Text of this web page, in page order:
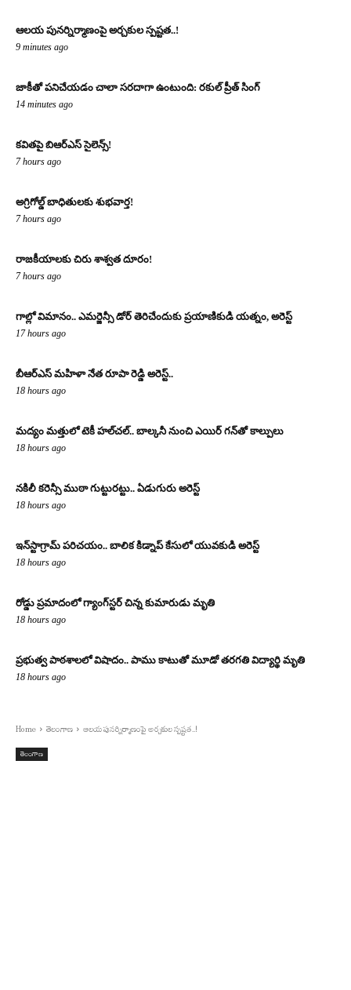
ఆలయ పునర్నిర్మాణంపై అర్చకుల స్పష్టత..!
9 minutes ago
జాకీతో పనిచేయడం చాలా సరదాగా ఉంటుంది: రకుల్ ప్రీత్ సింగ్
14 minutes ago
కవితపై బిఆర్ఎస్ సైలెన్స్!
7 hours ago
అగ్రిగోల్డ్ బాధితులకు శుభవార్త!
7 hours ago
రాజకీయాలకు చిరు శాశ్వత దూరం!
7 hours ago
గాల్లో విమానం.. ఎమర్జెన్సీ డోర్ తెరిచేందుకు ప్రయాణికుడి యత్నం, అరెస్ట్
17 hours ago
బీఆర్ఎస్ మహిళా నేత రూపా రెడ్డి అరెస్ట్..
18 hours ago
మద్యం మత్తులో టెకీ హల్‌చల్.. బాల్కనీ నుంచి ఎయిర్ గన్‌తో కాల్పులు
18 hours ago
నకిలీ కరెన్సీ ముఠా గుట్టురట్టు.. ఏడుగురు అరెస్ట్
18 hours ago
ఇన్‌స్టాగ్రామ్ పరిచయం.. బాలిక కిడ్నాప్ కేసులో యువకుడి అరెస్ట్
18 hours ago
రోడ్డు ప్రమాదంలో గ్యాంగ్‌స్టర్ చిన్న కుమారుడు మృతి
18 hours ago
ప్రభుత్వ పాఠశాలలో విషాదం.. పాము కాటుతో మూడో తరగతి విద్యార్థి మృతి
18 hours ago